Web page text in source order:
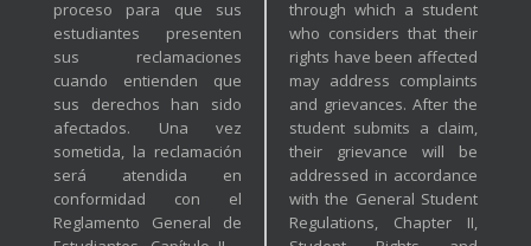
proceso para que sus
estudiantes presenten
sus reclamaciones
cuando entienden que
sus derechos han sido
afectados. Una vez
sometida, la reclamación
será atendida en
conformidad con el
Reglamento General de
through which a student
who considers that their
rights have been affected
may address complaints
and grievances. After the
student submits a claim,
their grievance will be
addressed in accordance
with the General Student
Regulations, Chapter II,